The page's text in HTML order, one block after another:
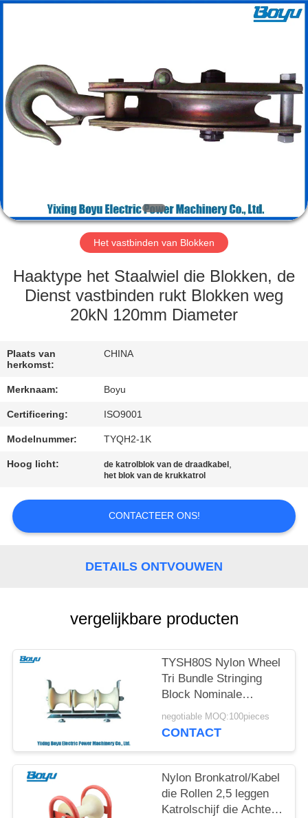
HUIS
PRODUCTEN
FABRIEKSREIS
KWALITEITSCONTROLE
CONTACTEER
VERZOEK
OM EEN
CITAAT
SITEMAP
Reserved.
Het vastbinden van Blokken
Haaktype het Staalwiel die Blokken, de
Dienst vastbinden rukt Blokken weg
20kN 120mm Diameter
Plaats van
herkomst:
CHINA
Merknaam: Boyu
Certificering: ISO9001
Modelnummer: TYQH2-1K
Hoog licht: de katrolblok van de draadkabel ,
het blok van de krukkatrol
CONTACTEER ONS!
DETAILS ONTVOUWEN
vergelijkbare producten
TYSH80S Nylon Wheel
Tri Bundle Stringing
Block Nominale
belasting 5kN
negotiable MOQ:100pieces
CONTACT
Nylon Bronkatrol/Kabel
die Rollen 2,5 leggen
Katrolschijf die Achter